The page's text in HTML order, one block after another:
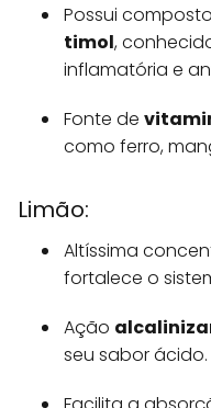
Possui
timol,
inflamatória e
Fonte de
como ferro,
Limão:
Altíssima
fortalece o
Ação
seu sabor ácido.